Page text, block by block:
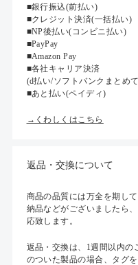
■銀行振込(前払い)
■クレジット決済(一括払い)
■NP後払い(コンビニ払い)
■PayPay
■Amazon Pay
■各社キャリア決済
(d払い/ソフトバンクまとめ
■あと払い(ペイディ)
→くわしくはこちら
返品・交換について
商品の品質には万全を期し
納品などがございましたら
応致します。
返品・交換は、1週間以内の
のついた製品の場合、タグ